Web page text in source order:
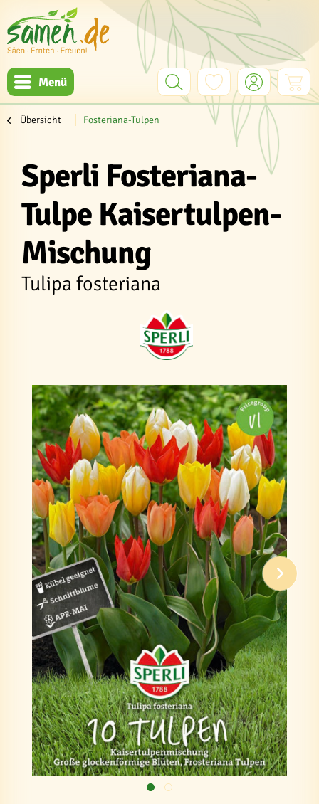
Menü
Übersicht Fosteriana-Tulpen
Sperli Fosteriana-
Tulpe Kaisertulpen-
Mischung
Tulipa fosteriana